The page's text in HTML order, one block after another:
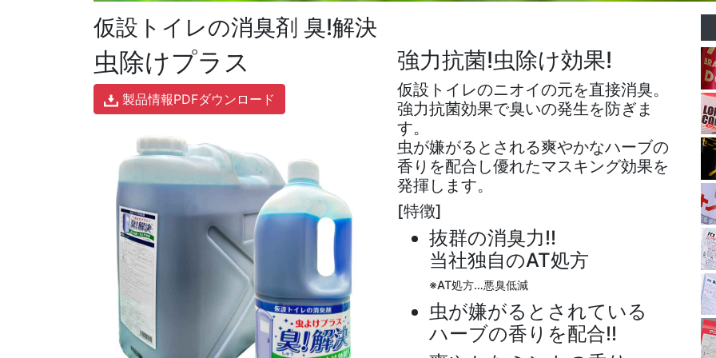
仮設トイレの消臭剤 臭!解決
虫除けプラス
製品情報PDFダウンロード
強力抗菌!虫除け効果!
仮設トイレのニオイの元を直接消臭。
強力抗菌効果で臭いの発生を防ぎま
す。
虫が嫌がるとされる爽やかなハーブの
香りを配合し優れたマスキング効果を
発揮します。
[特徴]
抜群の消臭力!!
当社独自のAT処方
※AT処方…悪臭低減
虫が嫌がるとされている
ハーブの香りを配合!!